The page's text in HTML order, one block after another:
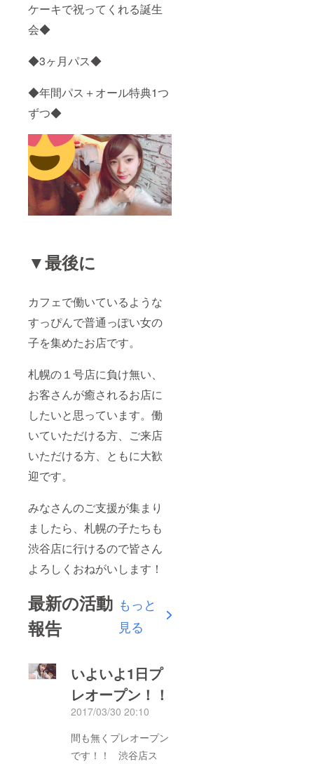
ケーキで祝ってくれる誕生
会◆
◆3ヶ月パス◆
◆年間パス＋オール特典1つ
ずつ◆
▼最後に
カフェで働いているような
すっぴんで普通っぽい女の
子を集めたお店です。
札幌の１号店に負け無い、
お客さんが癒されるお店に
したいと思っています。働
いていただける方、ご来店
いただける方、ともに大歓
迎です。
みなさんのご支援が集まり
ましたら、札幌の子たちも
渋谷店に行けるので皆さん
よろしくおねがいします！
最新の活動
報告
もっと
見る
いよいよ1日プ
レオープン！！
2017/03/30 20:10
間も無くプレオープン
です！！ 渋谷店ス